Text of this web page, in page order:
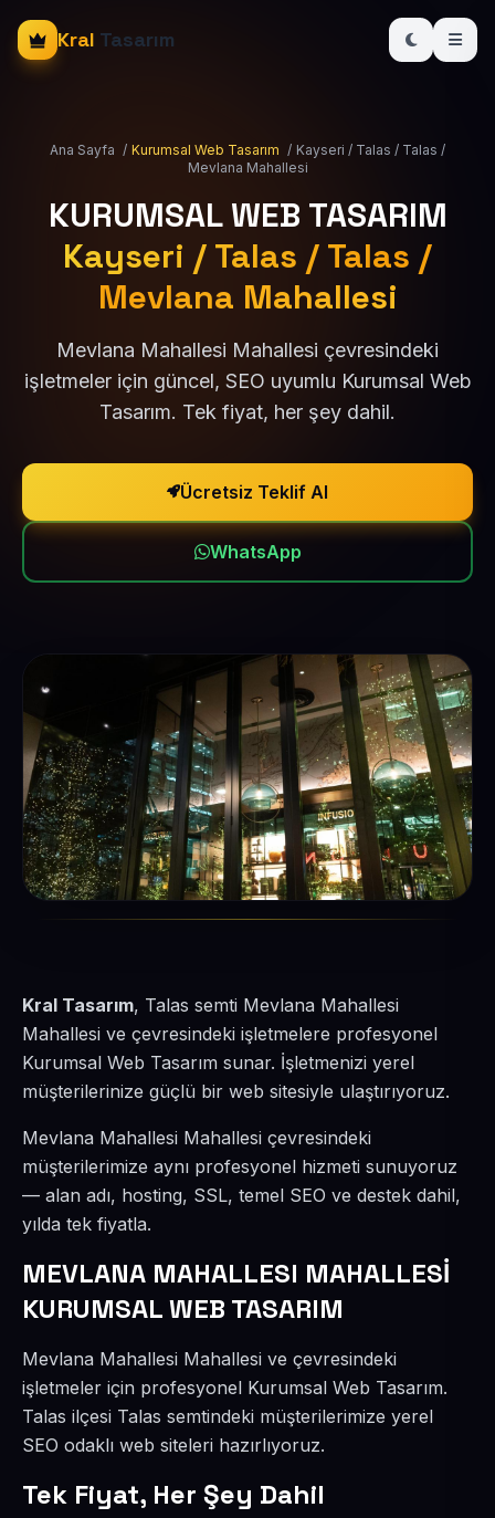
Kral Tasarım
Ana Sayfa / Kurumsal Web Tasarım / Kayseri / Talas / Talas /
Mevlana Mahallesi
KURUMSAL WEB TASARIM
Kayseri / Talas / Talas /
Mevlana Mahallesi
Mevlana Mahallesi Mahallesi çevresindeki
işletmeler için güncel, SEO uyumlu Kurumsal Web
Tasarım. Tek fiyat, her şey dahil.
Ücretsiz Teklif Al
WhatsApp
Kral Tasarım, Talas semti Mevlana Mahallesi
Mahallesi ve çevresindeki işletmelere profesyonel
Kurumsal Web Tasarım sunar. İşletmenizi yerel
müşterilerinize güçlü bir web sitesiyle ulaştırıyoruz.
Mevlana Mahallesi Mahallesi çevresindeki
müşterilerimize aynı profesyonel hizmeti sunuyoruz
— alan adı, hosting, SSL, temel SEO ve destek dahil,
yılda tek fiyatla.
MEVLANA MAHALLESI MAHALLESİ
KURUMSAL WEB TASARIM
Mevlana Mahallesi Mahallesi ve çevresindeki
işletmeler için profesyonel Kurumsal Web Tasarım.
Talas ilçesi Talas semtindeki müşterilerimize yerel
SEO odaklı web siteleri hazırlıyoruz.
Tek Fiyat, Her Şey Dahil